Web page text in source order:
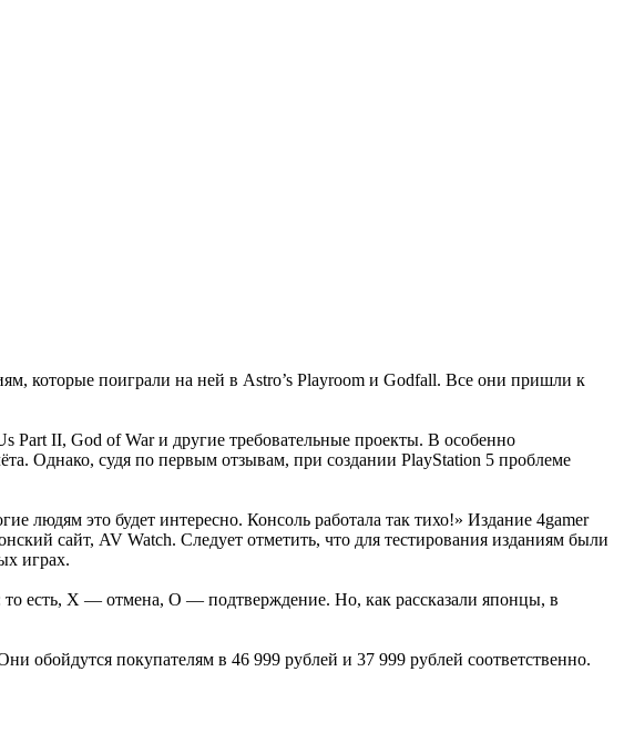
которые поиграли на ней в Astro’s Playroom и Godfall. Все они пришли к
II, God of War и другие требовательные проекты. В особенно
Однако, судя по первым отзывам, при создании PlayStation 5 проблеме
людям это будет интересно. Консоль работала так тихо!» Издание 4gamer
сайт, AV Watch. Следует отметить, что для тестирования изданиям были
играх.
есть, X — отмена, O — подтверждение. Но, как рассказали японцы, в
обойдутся покупателям в 46 999 рублей и 37 999 рублей соответственно.